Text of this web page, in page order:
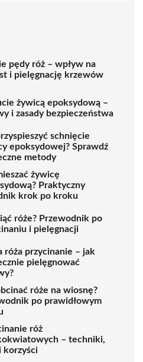
pędy róż – wpływ na
i pielęgnację krzewów
żywicą epoksydową –
i zasady bezpieczeństwa
schnięcie
epoksydowej? Sprawdź
metody
żywicę
Praktyczny
krok po kroku
róże? Przewodnik po
i pielęgnacji
róża przycinanie – jak
pielęgnować
róże na wiosnę?
po prawidłowym
róż
– techniki,
korzyści